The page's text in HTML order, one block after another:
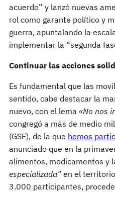
acuerdo” y lanzó nuevas
rol como garante político y
guerra, apuntalando la
implementar la “segunda
Continuar las acciones
Es fundamental que las
sentido, cabe destacar la
nuevo, con el lema «No nos
congregó a más de medio
(GSF), de la que hemos
anunciado que en la
alimentos, medicamentos y
especializada” en el
3.000 participantes,